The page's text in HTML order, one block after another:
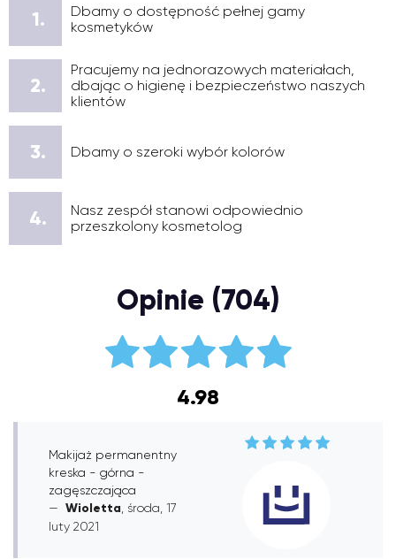
1.
Dbamy o dostępność pełnej gamy
kosmetyków
2.
Pracujemy na jednorazowych materiałach,
dbając o higienę i bezpieczeństwo naszych
klientów
3. Dbamy o szeroki wybór kolorów
4.
Nasz zespół stanowi odpowiednio
przeszkolony kosmetolog
Opinie (704)
4.98
Makijaż permanentny
kreska - górna -
zagęszczająca
Wioletta , środa, 17
luty 2021